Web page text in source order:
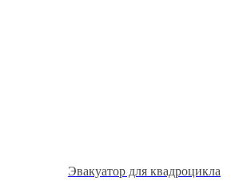
Эвакуатор для квадроцикла